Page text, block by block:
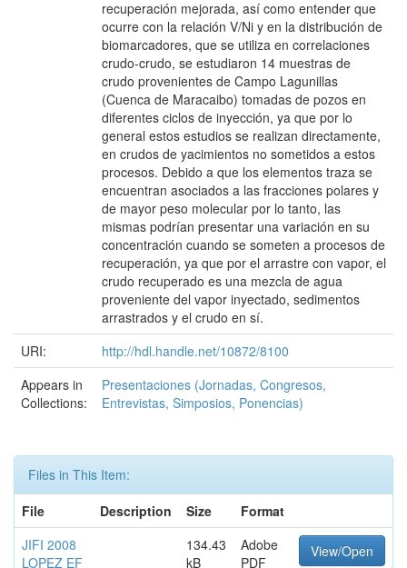
recuperación mejorada, así como entender que
ocurre con la relación V/Ni y en la distribución de
biomarcadores, que se utiliza en correlaciones
crudo-crudo, se estudiaron 14 muestras de
crudo provenientes de Campo Lagunillas
(Cuenca de Maracaibo) tomadas de pozos en
diferentes ciclos de inyección, ya que por lo
general estos estudios se realizan directamente,
en crudos de yacimientos no sometidos a estos
procesos. Debido a que los elementos traza se
encuentran asociados a las fracciones polares y
de mayor peso molecular por lo tanto, las
mismas podrían presentar una variación en su
concentración cuando se someten a procesos de
recuperación, ya que por el arrastre con vapor, el
crudo recuperado es una mezcla de agua
proveniente del vapor inyectado, sedimentos
arrastrados y el crudo en sí.
URI:
http://hdl.handle.net/10872/8100
Appears in
Collections:
Presentaciones (Jornadas, Congresos,
Entrevistas, Simposios, Ponencias)
Files in This Item:
File
Description Size
Format
JIFI 2008
LOPEZ EF
134.43
kB
Adobe
PDF
View/Open